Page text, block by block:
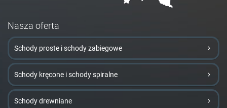
Nasza oferta
Schody proste i schody zabiegowe
Schody kręcone i schody spiralne
Schody drewniane